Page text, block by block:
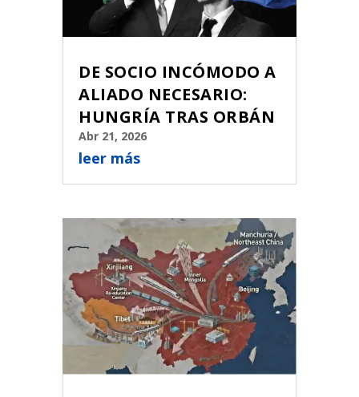
DE SOCIO INCÓMODO A
ALIADO NECESARIO:
HUNGRÍA TRAS ORBÁN
Abr 21, 2026
leer más